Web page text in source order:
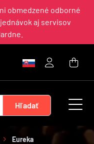
obmedzené odborné
aj servisov
Eureka